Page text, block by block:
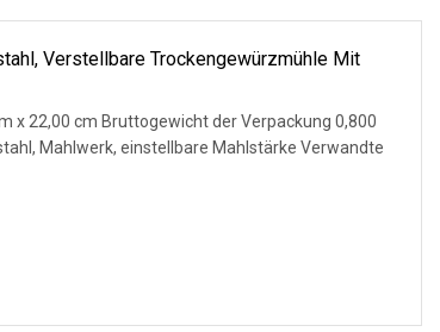
Verstellbare Trockengewürzmühle Mit
x 22,00 cm Bruttogewicht der Verpackung 0,800
Mahlwerk, einstellbare Mahlstärke Verwandte